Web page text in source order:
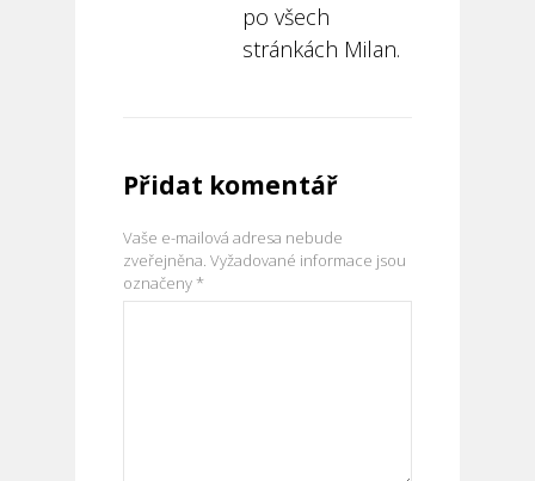
po všech
stránkách Milan.
Přidat komentář
Vaše e-mailová adresa nebude
zveřejněna. Vyžadované informace jsou
označeny*